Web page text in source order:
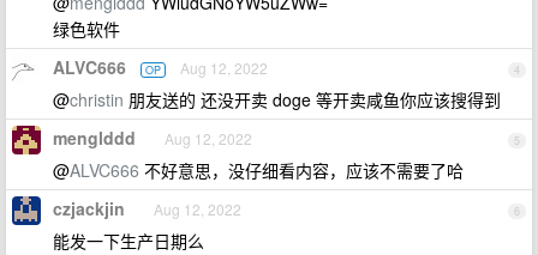
绿色软件
4
ALVC666 OP Aug 12, 2022
@christin 朋友送的 还没开卖 doge 等开卖咸鱼你应该搜得到
5
menglddd Aug 12, 2022
@ALVC666 不好意思，没仔细看内容，应该不需要了哈
6
czjackjin Aug 12, 2022
能发一下生产日期么